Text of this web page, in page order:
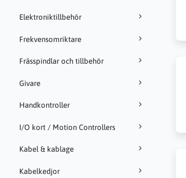
Elektroniktillbehör
Frekvensomriktare
Frässpindlar och tillbehör
Givare
Handkontroller
I/O kort / Motion Controllers
Kabel & kablage
Kabelkedjor